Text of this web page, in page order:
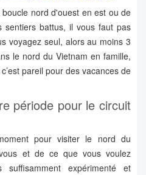
nord d'ouest en est ou de
sentiers battus, il vous faut pas
voyagez seul, alors au moins 3
le nord du Vietnam en famille,
pareil pour des vacances de
période pour le circuit
pour visiter le nord du
et de ce que vous voulez
expérimenté et